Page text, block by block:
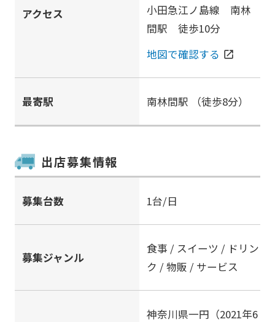
アクセス
小田急江ノ島線 南林
間駅 徒歩10分
地図で確認する open_in_new
最寄駅 南林間駅 （徒歩8分）
出店募集情報
募集台数 1台/日
募集ジャンル
食事 / スイーツ / ドリン
ク / 物販 / サービス
神奈川県一円（2021年6